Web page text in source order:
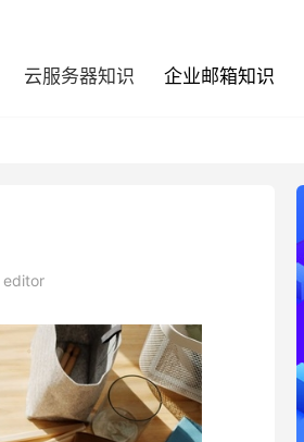
云服务器知识 企业邮箱知识
editor